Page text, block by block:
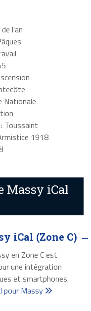
l'an
Nationale
: Toussaint
1918
Massy iCal
iCal (Zone C)
en Zone C est
une intégration
et smartphones.
pour Massy